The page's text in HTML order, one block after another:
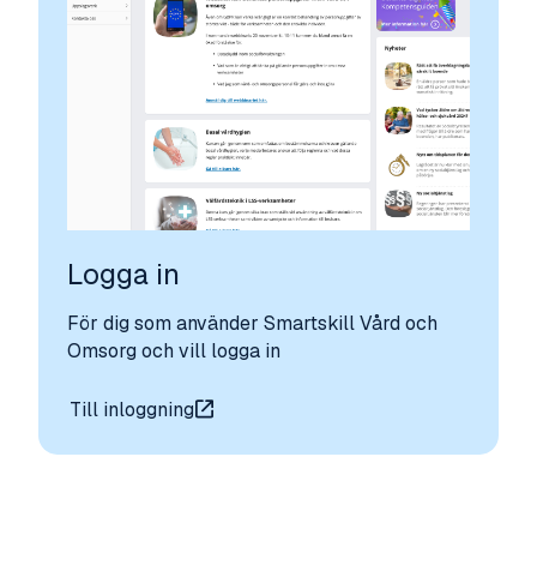
Logga in
För dig som använder Smartskill Vård och
Omsorg och vill logga in
Till inloggning